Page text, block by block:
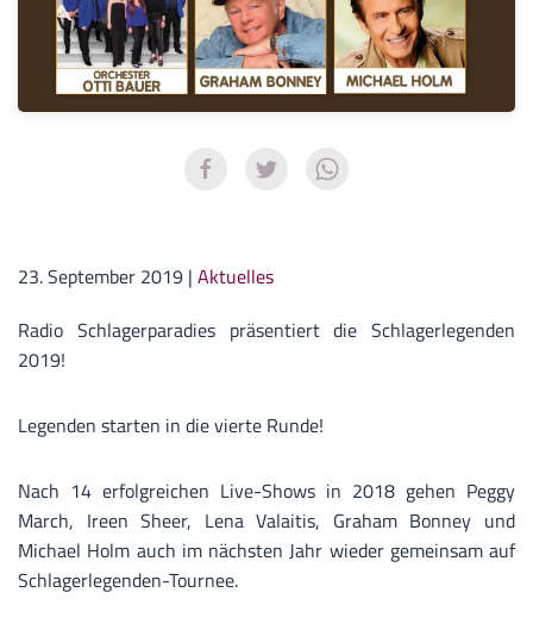
23. September 2019 | Aktuelles
Radio Schlagerparadies präsentiert die Schlagerlegenden
2019!
Legenden starten in die vierte Runde!
Nach 14 erfolgreichen Live-Shows in 2018 gehen Peggy
March, Ireen Sheer, Lena Valaitis, Graham Bonney und
Michael Holm auch im nächsten Jahr wieder gemeinsam auf
Schlagerlegenden-Tournee.